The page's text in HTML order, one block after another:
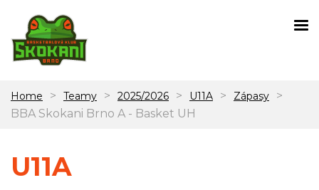
Home > Teamy > 2025/2026 > U11A > Zápasy
>
BBA Skokani Brno A - Basket UH
U11A